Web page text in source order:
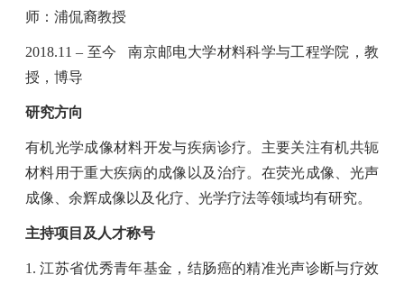
师：浦侃裔教授
2018.11 – 至今
南京邮电大学材料科学与工程学院，教
授，博导
研究方向
有机光学成像材料开发与疾病诊疗。主要关注有机共轭
材料用于重大疾病的成像以及治疗。在荧光成像、光声
成像、余辉成像以及化疗、光学疗法等领域均有研究。
主持项目及人才称号
1. 江苏省优秀青年基金，结肠癌的精准光声诊断与疗效